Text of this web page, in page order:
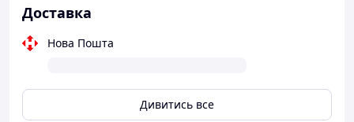
Доставка
Нова Пошта
Дивитись все